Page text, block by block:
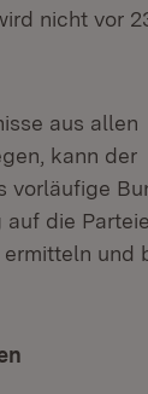
nicht vor
aus allen
kann der
vorläufige
die
und